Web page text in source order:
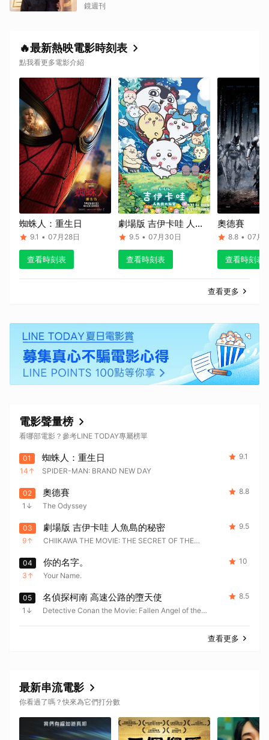
鏡週刊
🔥最新熱映電影時刻表
點我看更多電影介紹
蜘蛛人：重生日
9.1 • 07月28日
查看時刻表
劇場版 吉伊卡哇 人魚
島的秘密
9.5 • 07月30日
查看時刻表
奧德賽
8.8 • 07月
查看時刻表
查看更多
電影聲量榜
看哪部電影？參考LINE TODAY專屬榜單
01
14
蜘蛛人：重生日
SPIDER-MAN: BRAND NEW DAY
9.1
02
1
奧德賽
The Odyssey
8.8
03
9
劇場版 吉伊卡哇 人魚島的秘密
CHIIKAWA THE MOVIE: THE SECRET OF THE
9.5
04
3
你的名字。
Your Name.
10
05
1
名偵探柯南 高速公路的墮天使
Detective Conan the Movie: Fallen Angel of the
8.5
查看更多
最新串流電影
你看過了嗎？快來為它們打分數